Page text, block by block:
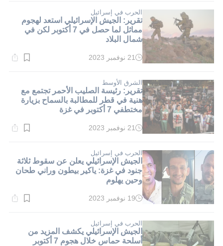
دقيقة.
الحرب في إسرائيل
تقرير: الجيش الإسرائيلي استعد لهجوم
مماثل لما حصل في 7 أكتوبر لكن في
شمال البلاد
وقت
دقيقة.
21 نوفمبر 2023
الشرق الأوسط
تقرير: رئيسة الصليب الأحمر تجتمع مع
هنية في قطر للمطالبة بالسماح بزيارة
مختطفي 7 أكتوبر في غزة
وقت
دقيقة.
21 نوفمبر 2023
الحرب في إسرائيل
الجيش الإسرائيلي يعلن عن سقوط ثلاثة
جنود في غزة: ياكير بيطون وراني طحان
وحين يهلوم
وقت
دقيقة.
19 نوفمبر 2023
الحرب في إسرائيل
الجيش الإسرائيلي يكشف المزيد من
أسلحة حماس خلال هجوم 7 أكتوبر